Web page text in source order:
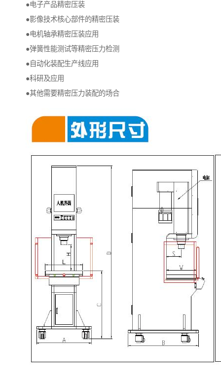
●电子产品精密压装
●影像技术核心部件的精密压装
●电机轴承精密压装应用
●弹簧性能测试等精密压力检测
●自动化装配生产线应用
●科研及应用
●其他需要精密压力装配的场合